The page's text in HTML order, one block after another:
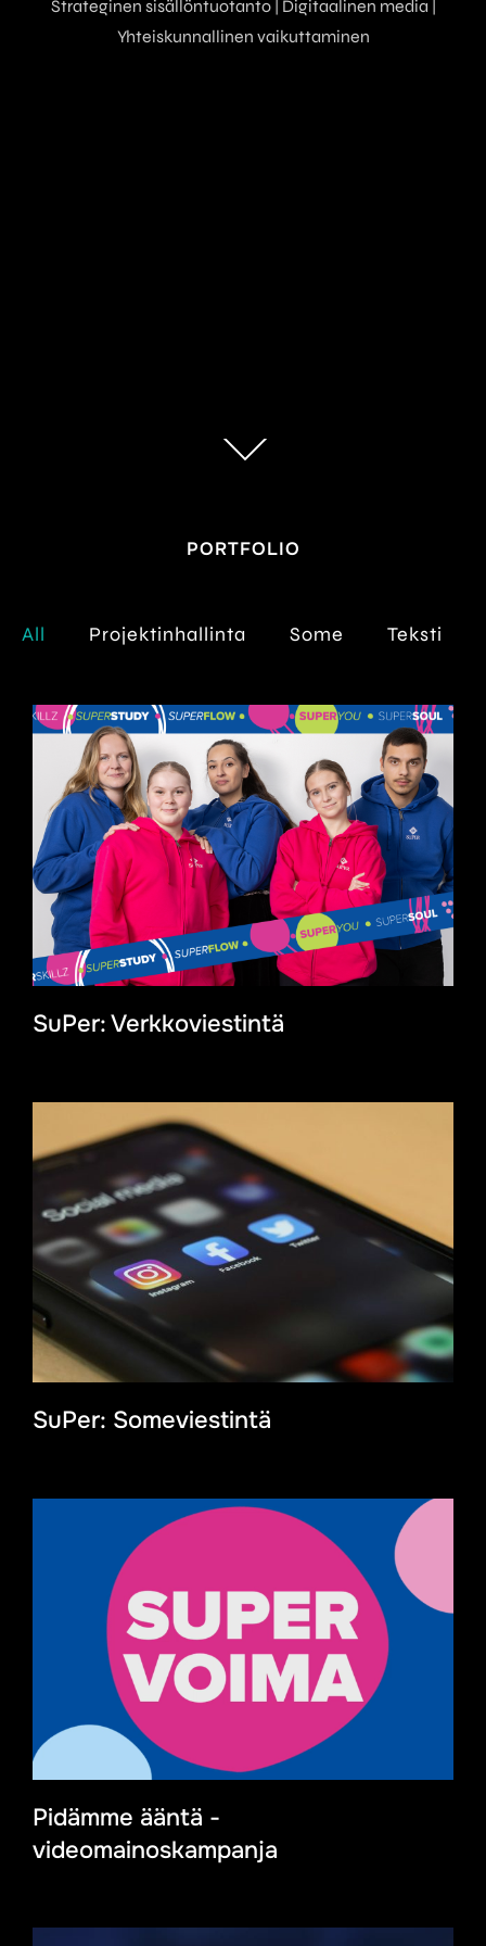
Strateginen sisällöntuotanto | Digitaalinen media |
Yhteiskunnallinen vaikuttaminen
Scroll
content
PORTFOLIO
All Projektinhallinta Some Teksti
SuPer: Verkkoviestintä
SuPer: Someviestintä
Pidämme ääntä -
videomainoskampanja